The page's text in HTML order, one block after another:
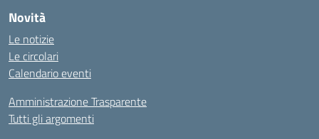
Novità
Le notizie
Le circolari
Calendario eventi
Amministrazione Trasparente
Tutti gli argomenti